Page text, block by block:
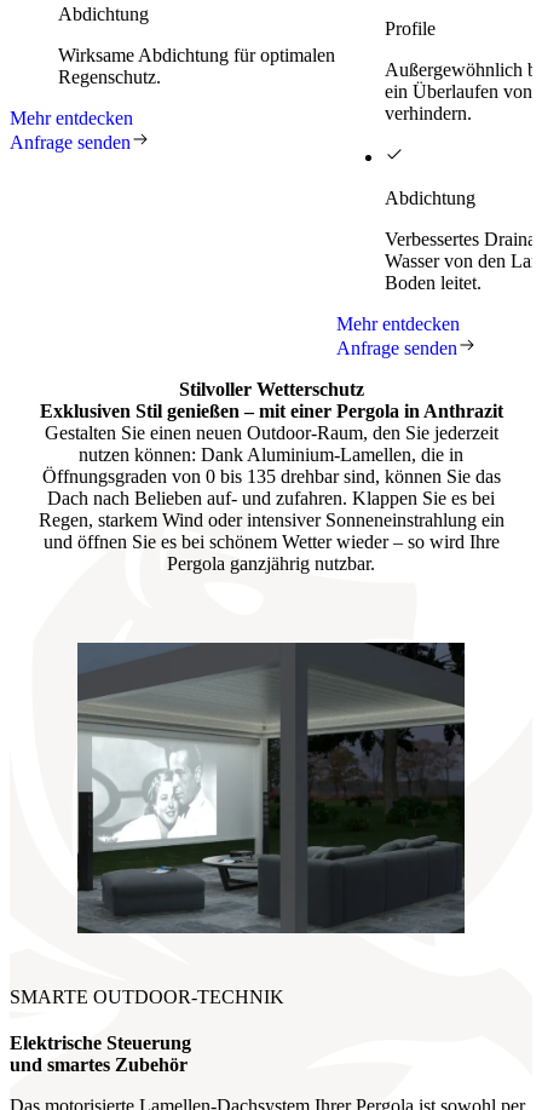
Abdichtung
Wirksame Abdichtung für optimalen
Regenschutz.
Mehr entdecken
Anfrage senden
Profile
Außergewöhnlich
ein Überlaufen von
verhindern.
Abdichtung
Verbessertes
Wasser von den
Boden leitet.
Mehr entdecken
Anfrage senden
Stilvoller Wetterschutz
Exklusiven Stil genießen – mit einer Pergola in Anthrazit
Gestalten Sie einen neuen Outdoor-Raum, den Sie jederzeit
nutzen können: Dank Aluminium-Lamellen, die in
Öffnungsgraden von 0 bis 135 drehbar sind, können Sie das
Dach nach Belieben auf- und zufahren. Klappen Sie es bei
Regen, starkem Wind oder intensiver Sonneneinstrahlung ein
und öffnen Sie es bei schönem Wetter wieder – so wird Ihre
Pergola ganzjährig nutzbar.
SMARTE OUTDOOR-TECHNIK
Elektrische Steuerung
und smartes Zubehör
Das motorisierte Lamellen-Dachsystem Ihrer Pergola ist sowohl per